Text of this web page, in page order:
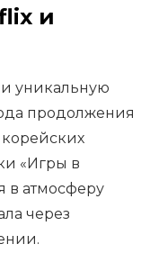
и
уникальную
продолжения
«Игры в
в атмосферу
через